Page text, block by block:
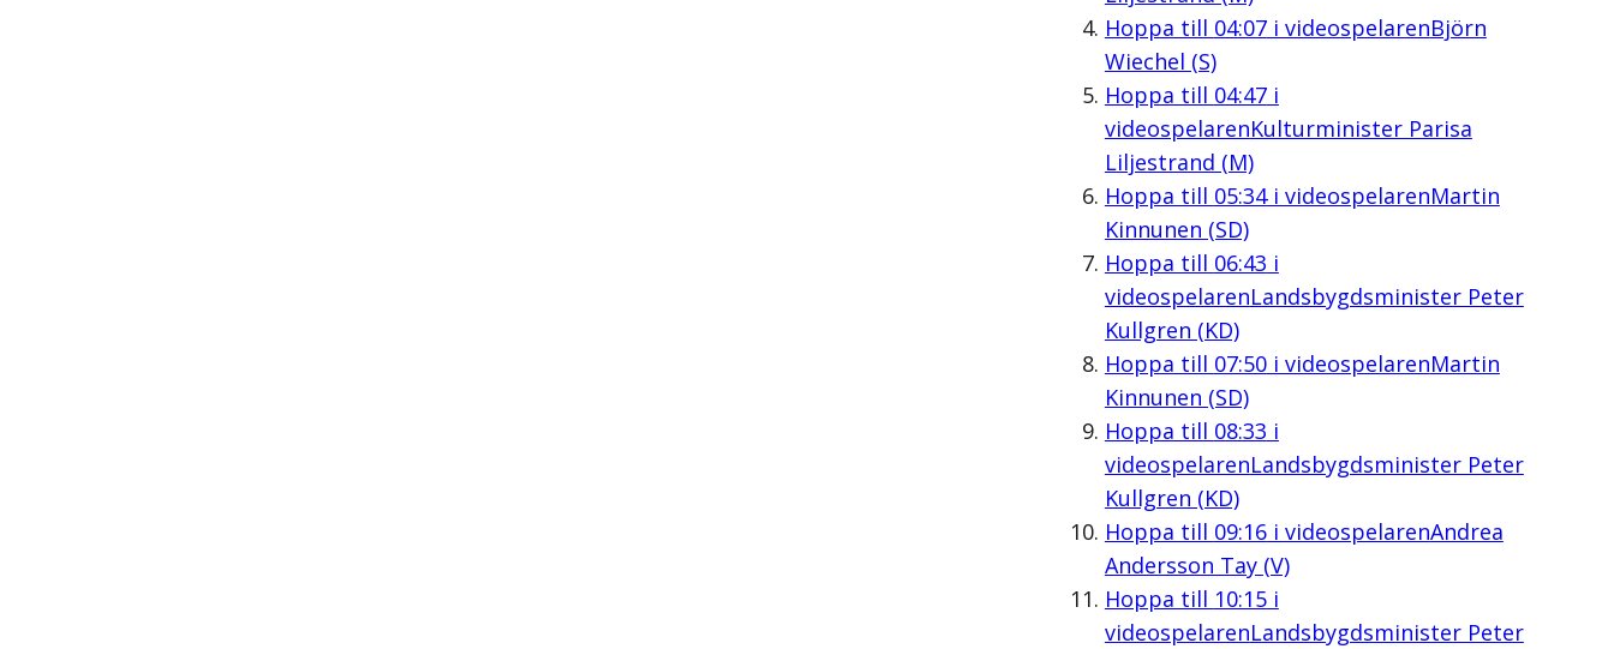
Hoppa till 04:07i videospelarenBjörn
Wiechel (S)
Hoppa till 04:47i
videospelarenKulturminister Parisa
Liljestrand (M)
Hoppa till 05:34i videospelarenMartin
Kinnunen (SD)
Hoppa till 06:43 i
videospelarenLandsbygdsminister Peter
Kullgren (KD)
Hoppa till 07:50i videospelarenMartin
Kinnunen (SD)
Hoppa till 08:33 i
videospelarenLandsbygdsminister Peter
Kullgren (KD)
Hoppa till 09:16i videospelarenAndrea
Andersson Tay (V)
Hoppa till 10:15i
videospelarenLandsbygdsminister Peter